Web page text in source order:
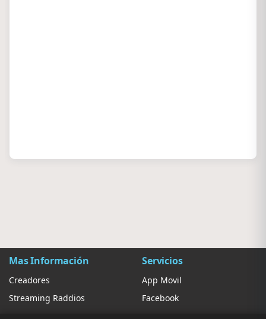
Mas Información
Creadores
Streaming Raddios
Servicios
App Movil
Facebook